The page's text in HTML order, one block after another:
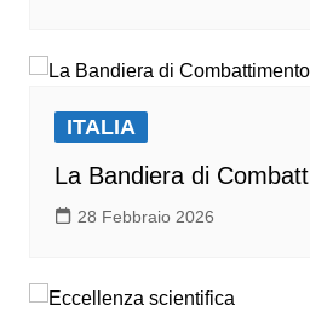
ITALIA
La Bandiera di
28 Febbraio 2026